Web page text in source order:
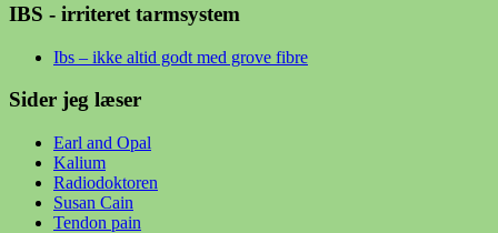
IBS - irriteret tarmsystem
Ibs – ikke altid godt med grove fibre
Sider jeg læser
Earl and Opal
Kalium
Radiodoktoren
Susan Cain
Tendon pain